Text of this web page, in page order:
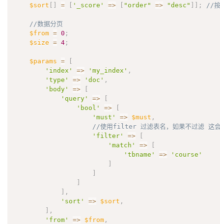
$sort [ ] = [ '_score' => [ "order" => "desc" ] ] ; //按
//数据分页
$from = 0 ;
$size = 4 ;
$params =
[
'index'
=> 'my_index' ,
'type'
=> 'doc' ,
'body'
=>
[
'query'
=>
[
'bool'
=>
[
'must'
=> $must ,
//使用filter 过滤表名，如果不过滤 这会
'filter'
=>
[
'match'
=>
[
'tbname'
=>
'course'
]
]
]
] ,
'sort'
=> $sort ,
] ,
'from'
=> $from ,